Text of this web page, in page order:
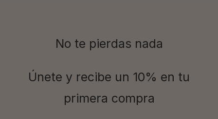
No te pierdas nada
Únete y recibe un 10% en tu
primera compra